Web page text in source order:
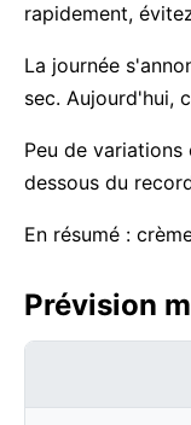
rapidement,
La journée
sec. Aujourd'hui,
Peu de
dessous du
En résumé :
Prévision